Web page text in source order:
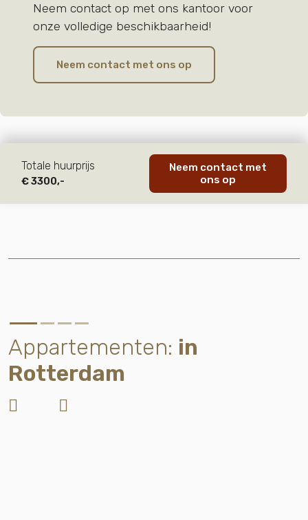
Neem contact op met ons kantoor voor
onze volledige beschikbaarheid!
Neem contact met ons op
Totale huurprijs
€ 3300,-
Neem contact met
ons op
Appartementen: in
Rotterdam